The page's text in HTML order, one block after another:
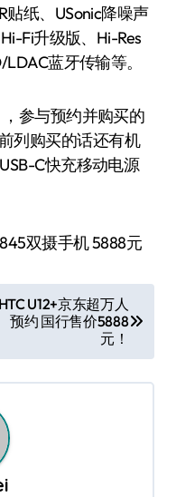
纸、USonic降噪声
Fi升级版、Hi-Res
蓝牙传输等。
，参与预约并购买的
列购买的话还有机
C快充移动电源
HTC U12+京东超万人
预约 国行售价5888
元！